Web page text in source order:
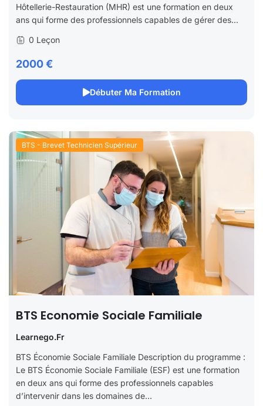
Hôtellerie-Restauration (MHR) est une formation en deux
ans qui forme des professionnels capables de gérer des...
0 Leçon
2000 €
Débuter Ma Formation
BTS - Brevet Technicien Supérieur
BTS Economie Sociale Familiale
Learnego.fr
BTS Économie Sociale Familiale Description du programme :
Le BTS Économie Sociale Familiale (ESF) est une formation
en deux ans qui forme des professionnels capables
d’intervenir dans les domaines de...